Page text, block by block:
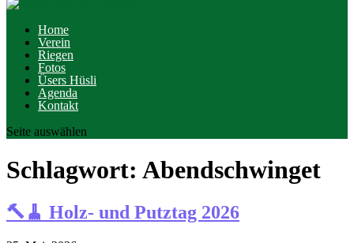
Home
Verein
Riegen
Fotos
Üsers Hüsli
Agenda
Kontakt
Seite auswählen
Schlagwort: Abendschwinget
🔨🧹 Holz- und Putztag 2026